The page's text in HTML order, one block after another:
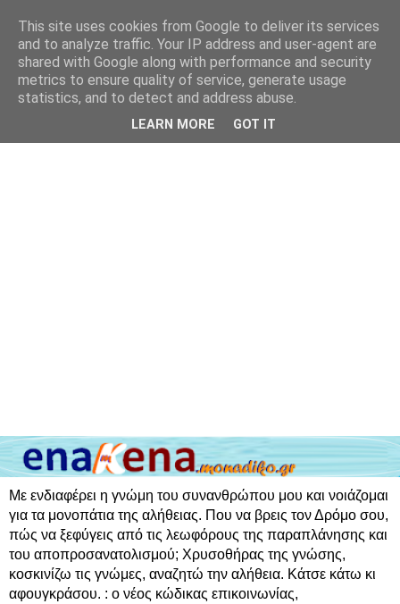
Με ενδιαφέρει η γνώμη του συνανθρώπου μου και νοιάζομαι
για τα μονοπάτια της αλήθειας. Που να βρεις τον Δρόμο σου,
πώς να ξεφύγεις από τις λεωφόρους της παραπλάνησης και
του αποπροσανατολισμού; Χρυσοθήρας της γνώσης,
κοσκινίζω τις γνώμες, αναζητώ την αλήθεια. Κάτσε κάτω κι
αφουγκράσου. : ο νέος κώδικας επικοινωνίας,
This site uses cookies from Google to deliver its services
and to analyze traffic. Your IP address and user-agent are
shared with Google along with performance and security
metrics to ensure quality of service, generate usage
statistics, and to detect and address abuse.
LEARN MORE GOT IT